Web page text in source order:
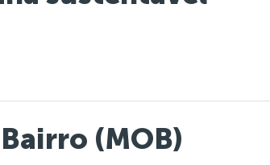
(MOB)